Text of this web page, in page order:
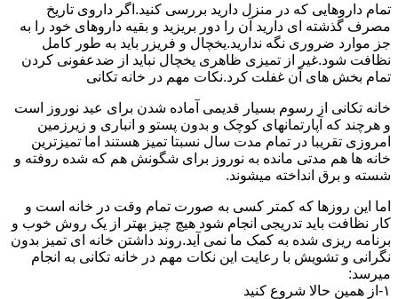
تمام داروهایی که در منزل دارید بررسی کنید.اگر داروی تاریخ
مصرف گذشته ای دارید آن را دور بریزید و بقیه داروهای خود را به
جز موارد ضروری نگه ندارید.یخچال و فریزر باید به طور کامل
نظافت شود.غیر از تمیزی ظاهری یخچال نباید از ضدعفونی کردن
تمام بخش های آن غفلت کرد.نکات مهم در خانه تکانی
خانه تکانی از رسوم بسیار قدیمی آماده شدن برای عید نوروز است
و هرچند که آپارتمانهای کوچک و بدون پستو و انباری و زیرزمین
امروزی تقریبا در تمام مدت سال نسبتا تمیز هستند اما تمیزترین
خانه ها هم مدتی مانده به نوروز برای شگونش هم که شده روفته و
شسته و برق انداخته میشوند.
اما این روزها که کمتر کسی به صورت تمام وقت در خانه است و
کار نظافت باید تدریجی انجام شود هیچ چیز بهتر از یک روش خوب و
برنامه ریزی شده به کمک ما نمی آید.روند داشتن خانه ای تمیز بدون
نگرانی و تشویش با رعایت این نکات مهم در خانه تکانی به انجام
میرسد:
۱-از همین حالا شروع کنید